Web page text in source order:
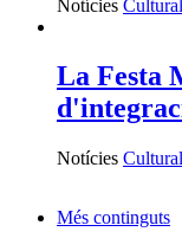
Notícies Cultural
La Festa
Notícies Cultural
Més continguts